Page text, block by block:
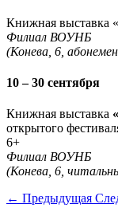
Книжная выставка «
Филиал ВОУНБ
(Конева, 6,
10 – 30 сентября
Книжная выставка
открытого
6+
Филиал ВОУНБ
(Конева, 6,
← Предыдущая